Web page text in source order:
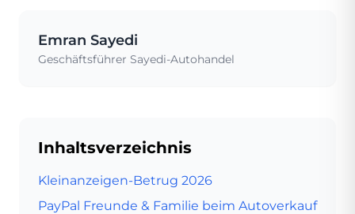
Emran Sayedi
Geschäftsführer Sayedi-Autohandel
Inhaltsverzeichnis
Kleinanzeigen-Betrug 2026
PayPal Freunde & Familie beim Autoverkauf